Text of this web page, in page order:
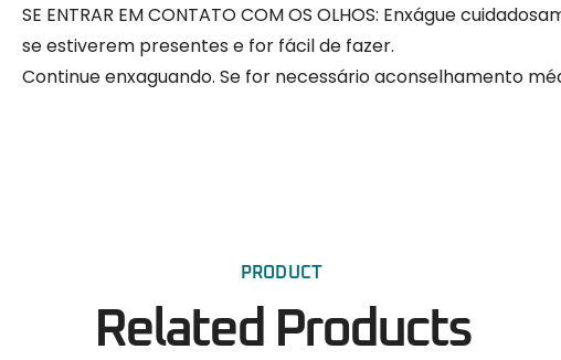
SE ENTRAR EM CONTATO COM OS OLHOS: Enxágue
se estiverem presentes e for fácil de fazer.
Continue enxaguando. Se for necessário aconselhamento
PRODUCT
Related Products